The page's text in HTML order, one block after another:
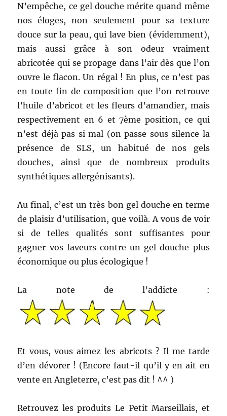
N’empêche, ce gel douche mérite quand même
nos éloges, non seulement pour sa texture
douce sur la peau, qui lave bien (évidemment),
mais aussi grâce à son odeur vraiment
abricotée qui se propage dans l’air dès que l’on
ouvre le flacon. Un régal ! En plus, ce n’est pas
en toute fin de composition que l’on retrouve
l’huile d’abricot et les fleurs d’amandier, mais
respectivement en 6 et 7ème position, ce qui
n’est déjà pas si mal (on passe sous silence la
présence de SLS, un habitué de nos gels
douches, ainsi que de nombreux produits
synthétiques allergénisants).
Au final, c’est un très bon gel douche en terme
de plaisir d’utilisation, que voilà. A vous de voir
si de telles qualités sont suffisantes pour
gagner vos faveurs contre un gel douche plus
économique ou plus écologique !
La note de l’addicte :
Et vous, vous aimez les abricots ? Il me tarde
d’en dévorer ! (Encore faut-il qu’il y en ait en
vente en Angleterre, c’est pas dit ! ^^ )
Retrouvez les produits Le Petit Marseillais, et